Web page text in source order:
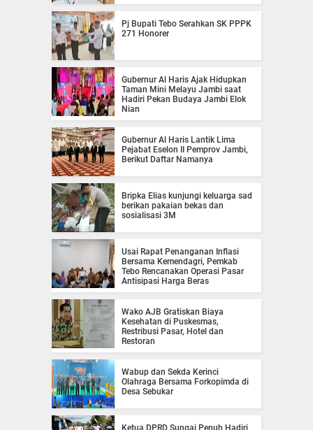
Pj Bupati Tebo Serahkan SK PPPK
271 Honorer
Gubernur Al Haris Ajak Hidupkan
Taman Mini Melayu Jambi saat
Hadiri Pekan Budaya Jambi Elok
Nian
Gubernur Al Haris Lantik Lima
Pejabat Eselon II Pemprov Jambi,
Berikut Daftar Namanya
Bripka Elias kunjungi keluarga sad
berikan pakaian bekas dan
sosialisasi 3M
Usai Rapat Penanganan Inflasi
Bersama Kemendagri, Pemkab
Tebo Rencanakan Operasi Pasar
Antisipasi Harga Beras
Wako AJB Gratiskan Biaya
Kesehatan di Puskesmas,
Restribusi Pasar, Hotel dan
Restoran
Wabup dan Sekda Kerinci
Olahraga Bersama Forkopimda di
Desa Sebukar
Ketua DPRD Sungai Penuh Hadiri